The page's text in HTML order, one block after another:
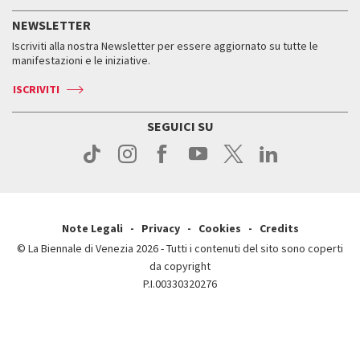
Come raggiungerci
Come raggiungerci
Contatti
Press
Orari e sedi
Biglietti
Servizi al pubblico
Come raggiungerci
Contatti
Storia
Orari e sedi
NEWSLETTER
Iscriviti alla nostra Newsletter per essere aggiornato su tutte le
manifestazioni e le iniziative.
ISCRIVITI
SEGUICI SU
Note Legali Privacy Cookies
Credits
© La Biennale di Venezia 2026 - Tutti i contenuti del sito sono coperti
da copyright
P.I.00330320276